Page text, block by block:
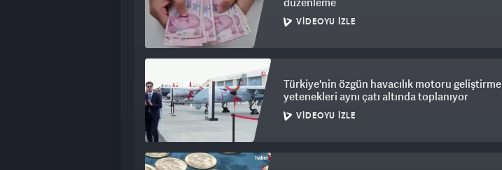
VIDEOYU İZLE
Türkiye'nin özgün havacılık motoru geliştirme
yetenekleri aynı çatı altında toplanıyor
VIDEOYU İZLE